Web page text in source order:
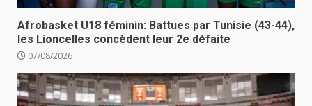
Afrobasket U18 féminin: Battues par Tunisie (43-44),
les Lioncelles concèdent leur 2e défaite
07/08/2026